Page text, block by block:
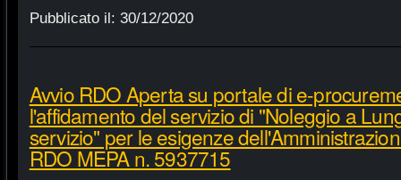
Pubblicato il: 30/12/2020
Avvio RDO Aperta su portale di e-
l'affidamento del servizio di "Noleggio a
servizio" per le esigenze
RDO MEPA n. 5937715